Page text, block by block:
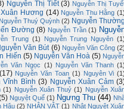
Nguyễn Thị Tiết (3) Nguyễn Thị
Hương (14) Nguyễn Thu Hằng
Thuý Quỳnh (2) Nguyễn
Đường (8) Nguyễn Trần (1)
Trung (1) Nguyễn Trung Nguyên
Văn Bút (6) Nguyễn Văn Công
Hiến (5) Nguyễn Văn Hoà (5)
Văn Ngọc (1) Nguyễn Văn Thanh
(17) Nguyễn Văn Toan (1) Nguyên Vi
Vĩnh Bình (3) Nguyễn Xuân Cảm
(1) Nguyễn Xuân Thuỷ (1) Nguyễn
Nguyệt Quế (1) Ngưng Thu (44)
Hậu (2) NHÂN VẬT (1) Nhật Nguyệt